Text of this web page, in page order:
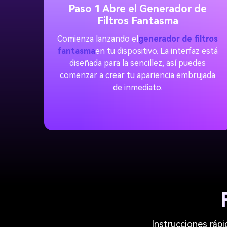
Paso 1 Abre el Generador de
Filtros Fantasma
Comienza lanzando el generador de filtros
fantasmaen tu dispositivo. La interfaz está
diseñada para la sencillez, así puedes
comenzar a crear tu apariencia embrujada
de inmediato.
Instrucciones